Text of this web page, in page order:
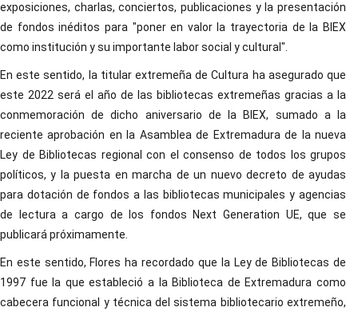
exposiciones, charlas, conciertos, publicaciones y la presentación
de fondos inéditos para "poner en valor la trayectoria de la BIEX
como institución y su importante labor social y cultural".
En este sentido, la titular extremeña de Cultura ha asegurado que
este 2022 será el año de las bibliotecas extremeñas gracias a la
conmemoración de dicho aniversario de la BIEX, sumado a la
reciente aprobación en la Asamblea de Extremadura de la nueva
Ley de Bibliotecas regional con el consenso de todos los grupos
políticos, y la puesta en marcha de un nuevo decreto de ayudas
para dotación de fondos a las bibliotecas municipales y agencias
de lectura a cargo de los fondos Next Generation UE, que se
publicará próximamente.
En este sentido, Flores ha recordado que la Ley de Bibliotecas de
1997 fue la que estableció a la Biblioteca de Extremadura como
cabecera funcional y técnica del sistema bibliotecario extremeño,